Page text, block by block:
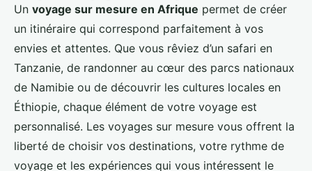
Un voyage sur mesure en Afrique permet de créer
un itinéraire qui correspond parfaitement à vos
envies et attentes. Que vous rêviez d’un safari en
Tanzanie, de randonner au cœur des parcs nationaux
de Namibie ou de découvrir les cultures locales en
Éthiopie, chaque élément de votre voyage est
personnalisé. Les voyages sur mesure vous offrent la
liberté de choisir vos destinations, votre rythme de
voyage et les expériences qui vous intéressent le